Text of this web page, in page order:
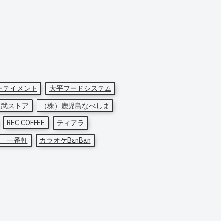
イメント
大平フードシステム
ストア
（株）鹿児島なべしま
REC COFFEE
ティアラ
一番軒
カラオケBanBan